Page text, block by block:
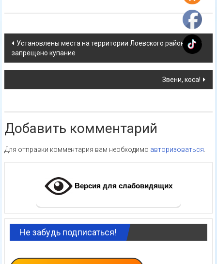
Навигация
по
Установлены места на территории Лоевского района, где
запрещено купание
Звени, коса!
Добавить комментарий
Для отправки комментария вам необходимо авторизоваться
Версия для слабовидящих
Не забудь подписаться!